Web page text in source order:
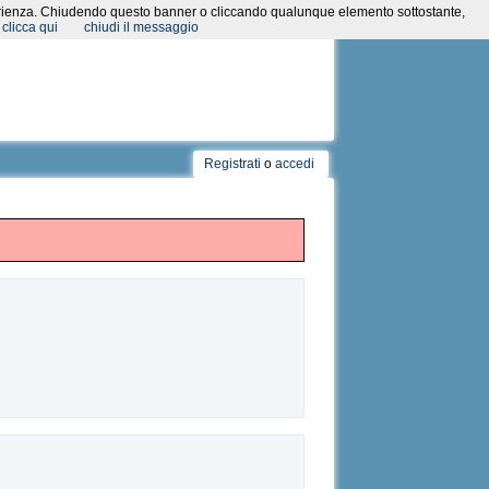
Registrati o accedi
Chiudendo questo banner o cliccando qualunque elemento sottostante,
clicca qui chiudi il messaggio